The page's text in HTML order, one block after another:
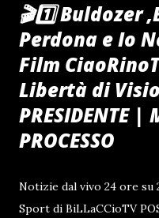
🎬1️⃣ Buldozer
Perdona e Io
Film
Libertà di
PRESIDENTE |
PROCESSO
Notizie dal vivo 24 ore su
Sport di BiLLaCCioTV